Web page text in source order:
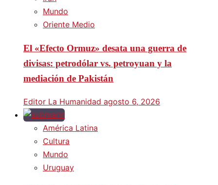
Mundo
Oriente Medio
El «Efecto Ormuz» desata una guerra de
divisas: petrodólar vs. petroyuan y la
mediación de Pakistán
Editor La Humanidad agosto 6, 2026
América Latina
Cultura
Mundo
Uruguay